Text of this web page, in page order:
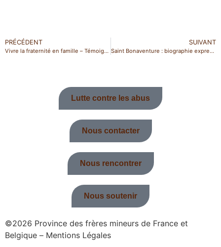
PRÉCÉDENT
Vivre la fraternité en famille – Témoignage d’Anne-Françoise
SUIVANT
Saint Bonaventure : biographie express !
Lutte contre les abus
Nous contacter
Nous rencontrer
Nous soutenir
©2026 Province des frères mineurs de France et
Belgique – Mentions Légales